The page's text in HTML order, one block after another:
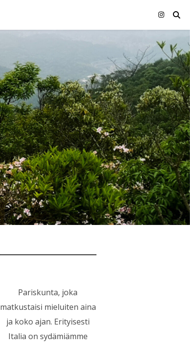
Pariskunta, joka
matkustaisi mieluiten aina
ja koko ajan. Erityisesti
Italia on sydämiämme